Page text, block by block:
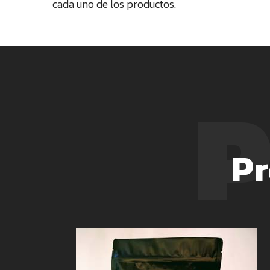
cada uno de los productos.